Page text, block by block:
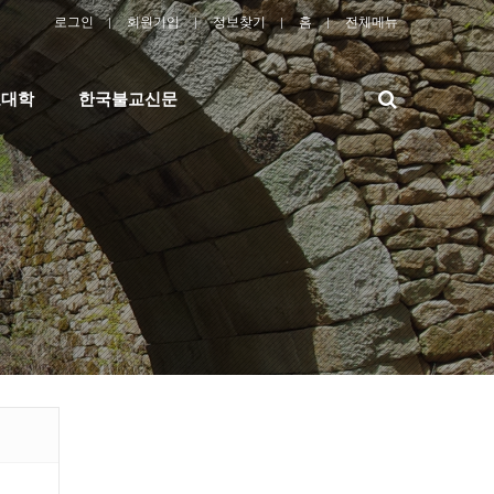
로그인 회원가입 정보찾기 홈 전체메뉴
학 한국불교신문
검
색